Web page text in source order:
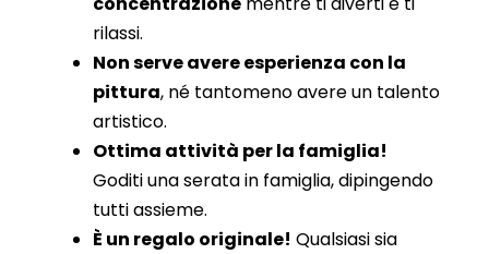
rilassi.
Non serve avere esperienza con la
pittura, né tantomeno avere un talento
artistico.
Ottima attività per la famiglia!
Goditi una serata in famiglia, dipingendo
tutti assieme.
È un regalo originale! Qualsiasi sia